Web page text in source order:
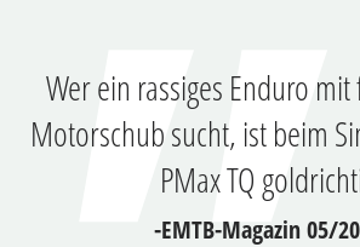
Wer ein rassiges Enduro
Motorschub sucht, ist beim
PMax TQ
-EMTB-Magazin 05/